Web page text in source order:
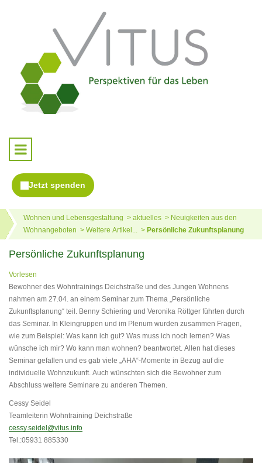
Wohnen und Lebensgestaltung aktuelles
Neuigkeiten aus den
Wohnangeboten
Weitere Artikel... Persönliche Zukunftsplanung
Persönliche Zukunftsplanung
Vorlesen
Bewohner des Wohntrainings Deichstraße und des Jungen Wohnens
nahmen am 27.04. an einem Seminar zum Thema „Persönliche
Zukunftsplanung“ teil. Benny Schiering und Veronika Röttger führten durch
das Seminar. In Kleingruppen und im Plenum wurden zusammen Fragen,
wie zum Beispiel: Was kann ich gut? Was muss ich noch lernen? Was
wünsche ich mir? Wo kann man wohnen? beantwortet. Allen hat dieses
Seminar gefallen und es gab viele „AHA“-Momente in Bezug auf die
individuelle Wohnzukunft. Auch wünschten sich die Bewohner zum
Abschluss weitere Seminare zu anderen Themen.
Cessy Seidel
Teamleiterin Wohntraining Deichstraße
cessy.seidel@vitus.info
Tel.:05931 885330